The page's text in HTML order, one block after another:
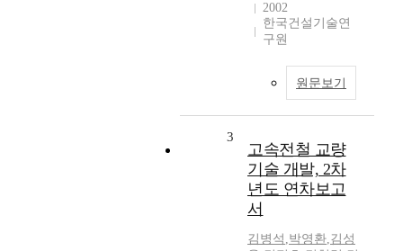
2002
한국건설기술연
구원
원문보기
3
고속전철 교량
기술 개발, 2차
년도 연차보고
서
김병석 ,박영환,김성